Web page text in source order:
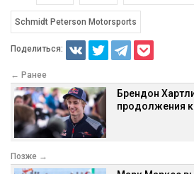
Schmidt Peterson Motorsports
Поделиться:
← Ранее
Брендон
продолжения
Позже →